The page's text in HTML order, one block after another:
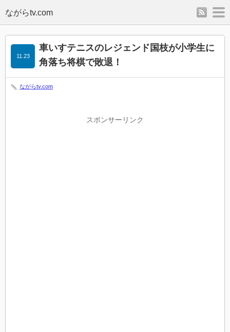
rss
車いすテニスのレジェンド国枝が小学生に
角落ち将棋で敗退！
11.23
ながらtv.com
スポンサーリンク